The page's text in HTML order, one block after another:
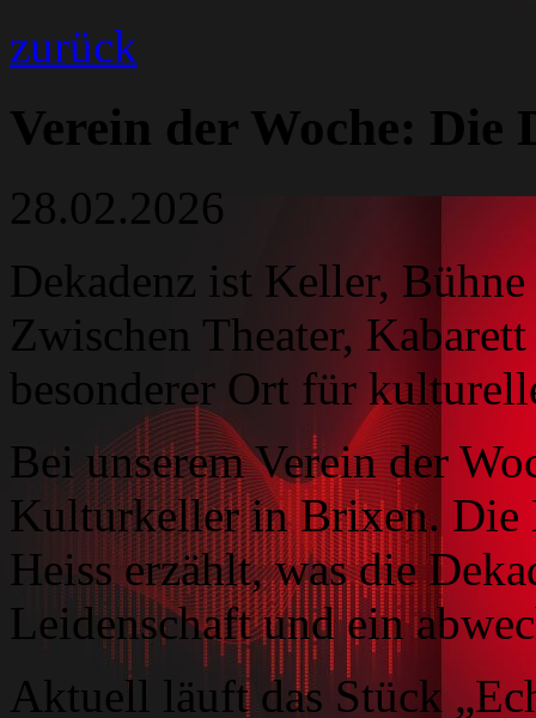
zurück
Verein der Woche: Die
28.02.2026
Dekadenz ist Keller,
Zwischen Theater,
besonderer Ort für
Bei unserem Verein der
Kulturkeller in Brixen. Die
Heiss erzählt, was die
Leidenschaft und ein
Aktuell läuft das Stück